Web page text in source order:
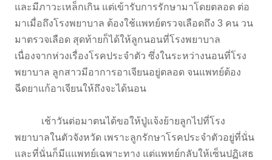
และมีภาวะเหล็กเกิน แต่เข้ารับการรักษามาโดยตลอด ต่อ
มาเมื่อถึงโรงพยาบาล ต้องใช้แพทย์ตรวจเลือดถึง 3 คน วน
มาตรวจเลือด สุดท้ายก็ได้ให้ลูกนอนที่โรงพยาบาล
เนื่องจากห่วงเรื่องโรคประจำตัว ซึ่งในระหว่างนอนที่โรง
พยาบาล ลูกสาวมีอาการอาเจียนอยู่ตลอด จนแพทย์ต้อง
ฉีดยาแก้อาเจียนให้ถึงจะได้นอน
เช้าวันต่อมาตนได้ขอให้ปู่แจ้งย้ายลูกไปที่โรง
พยาบาลในตัวจังหวัด เพราะลูกรักษาโรคประจำตัวอยู่ที่นั่น
และที่นั่นก็มีแแพทย์เฉพาะทาง แต่แพทย์กลับให้เซ็นปฏิเสธ